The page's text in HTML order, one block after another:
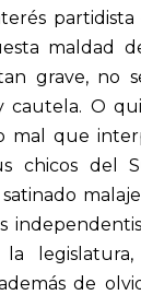
partidista
maldad
grave, no
cautela. O
mal que
chicos del
de